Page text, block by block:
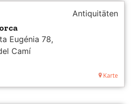
Antiquitäten
Eugénia 78,
Camí
Karte